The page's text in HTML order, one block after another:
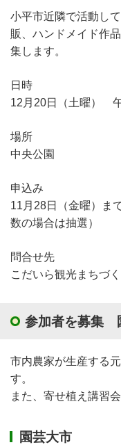
小平市近隣で活動し
販、ハンドメイド作
集します。
日時
12月20日（土曜）
場所
中央公園
申込み
11月28日（金曜）ま
数の場合は抽選）
問合せ先
こだいら観光まちづ
参加者を募集
市内農家が生産する
す。
また、寄せ植え講習
園芸大市